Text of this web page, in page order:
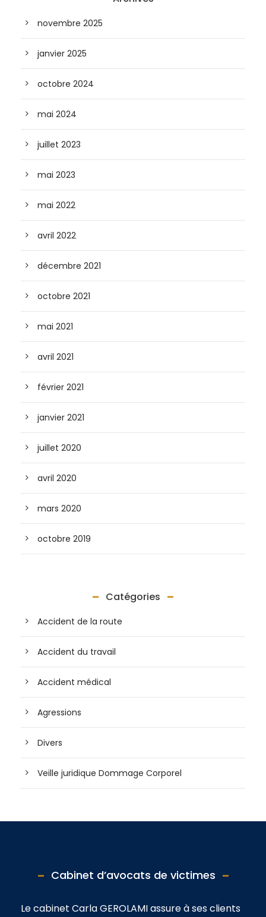
novembre 2025
janvier 2025
octobre 2024
mai 2024
juillet 2023
mai 2023
mai 2022
avril 2022
décembre 2021
octobre 2021
mai 2021
avril 2021
février 2021
janvier 2021
juillet 2020
avril 2020
mars 2020
octobre 2019
Catégories
Accident de la route
Accident du travail
Accident médical
Agressions
Divers
Veille juridique Dommage Corporel
Cabinet d’avocats de victimes
Le cabinet Carla GEROLAMI assure à ses clients